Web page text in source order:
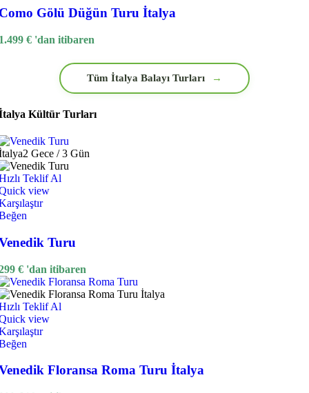
Gölü Düğün Turu İtalya
€ 'dan itibaren
Tüm İtalya Balayı Turları →
Kültür Turları
2 Gece / 3 Gün
Teklif Al
view
Turu
€ 'dan itibaren
Teklif Al
view
Floransa Roma Turu İtalya